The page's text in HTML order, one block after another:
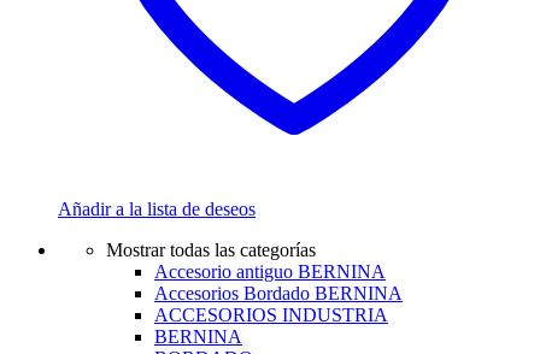
Añadir a la lista de deseos
Mostrar todas las categorías
Accesorio antiguo BERNINA
Accesorios Bordado BERNINA
ACCESORIOS INDUSTRIA
BERNINA